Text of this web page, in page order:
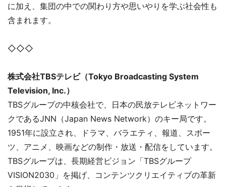
に加え、集団の中での関わり方や思いやりを学ぶ社会性も
含まれます。
◇◇◇
株式会社TBSテレビ（Tokyo Broadcasting System
Television, Inc.）
TBSグループの中核会社で、日本の民放テレビネットワー
クであるJNN（Japan News Network）のキー局です。
1951年に設立され、ドラマ、バラエティ、報道、スポー
ツ、アニメ、映画などの制作・放送・配信をしています。
TBSグループは、長期経営ビジョン「TBSグループ
VISION2030」を掲げ、コンテンツクリエイティブの革新